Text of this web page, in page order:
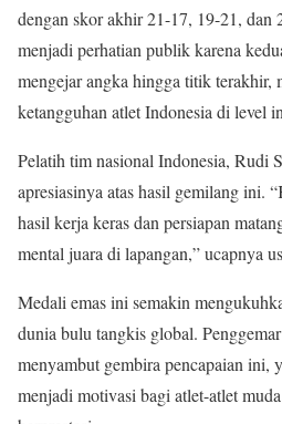
dengan skor akhir 21-17, 19-21, dan
menjadi perhatian publik karena
mengejar angka hingga titik terakhir,
ketangguhan atlet Indonesia di level
Pelatih tim nasional Indonesia, Rudi
apresiasinya atas hasil gemilang ini.
hasil kerja keras dan persiapan
mental juara di lapangan,” ucapnya
Medali emas ini semakin
dunia bulu tangkis global.
menyambut gembira pencapaian ini,
menjadi motivasi bagi atlet-atlet